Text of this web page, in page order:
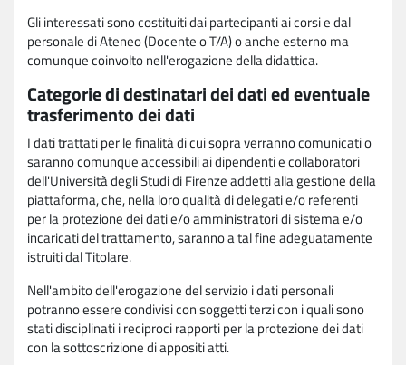
Gli interessati sono costituiti dai partecipanti ai corsi e dal
personale di Ateneo (Docente o T/A) o anche esterno ma
comunque coinvolto nell'erogazione della didattica.
Categorie di destinatari dei dati ed eventuale
trasferimento dei dati
I dati trattati per le finalità di cui sopra verranno comunicati o
saranno comunque accessibili ai dipendenti e collaboratori
dell'Università degli Studi di Firenze addetti alla gestione della
piattaforma, che, nella loro qualità di delegati e/o referenti
per la protezione dei dati e/o amministratori di sistema e/o
incaricati del trattamento, saranno a tal fine adeguatamente
istruiti dal Titolare.
Nell'ambito dell'erogazione del servizio i dati personali
potranno essere condivisi con soggetti terzi con i quali sono
stati disciplinati i reciproci rapporti per la protezione dei dati
con la sottoscrizione di appositi atti.